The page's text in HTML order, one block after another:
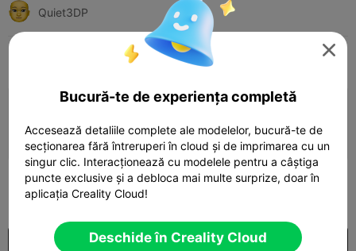
Quiet3DP
Adaugă Fashion Jewelry & Accessories
Câștigă mai multe puncte
3

Bucură-te de experiența completă
Accesează detaliile complete ale modelelor, bucură-te de
secționarea fără întreruperi în cloud și de imprimarea cu un
singur clic. Interacționează cu modelele pentru a câștiga
puncte exclusive și a debloca mai multe surprize, doar în
aplicația Creality Cloud!
Deschide în Creality Cloud